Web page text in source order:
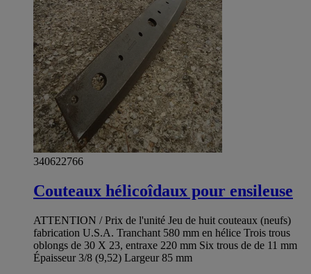
340622766
Couteaux hélicoîdaux pour ensileuse
ATTENTION / Prix de l'unité Jeu de huit couteaux (neufs)
fabrication U.S.A. Tranchant 580 mm en hélice Trois trous
oblongs de 30 X 23, entraxe 220 mm Six trous de de 11 mm
Épaisseur 3/8 (9,52) Largeur 85 mm